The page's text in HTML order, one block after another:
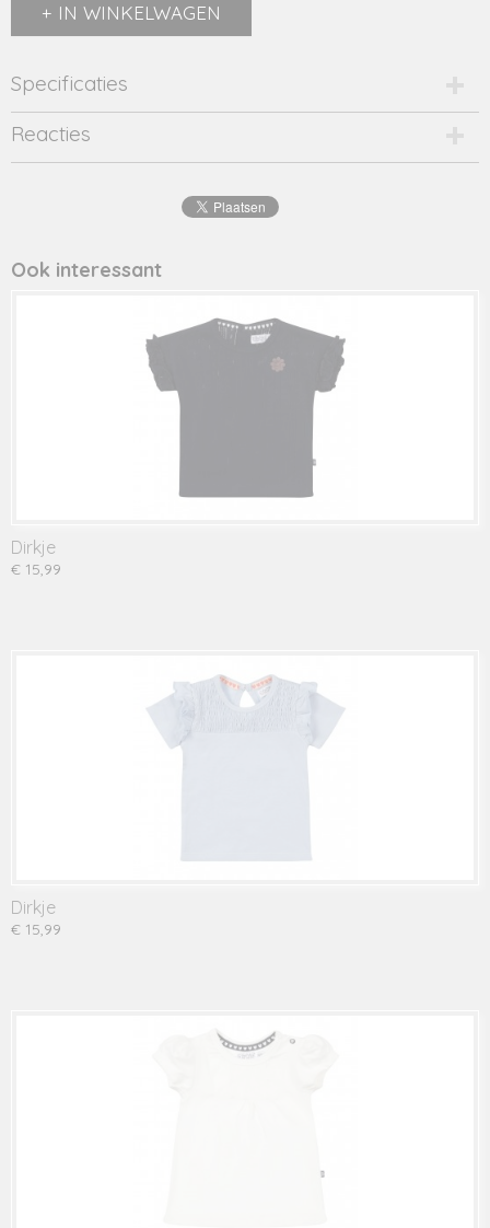
IN WINKELWAGEN
Specificaties
Productcode
r50315-35-19607
Productcode leverancier
Reacties
Ook interessant
Dirkje
€ 15,99
Dirkje
€ 15,99